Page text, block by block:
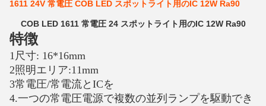
1611 24V 常電圧 COB LED スポットライト用のIC 12W Ra90
COB LED 1611 常電圧 24 スポットライト用のIC 12W Ra90
特徴
1尺寸: 16*16mm
2照明エリア:11mm
3常電圧/常電流とICを
4.一つの常電圧電源で複数の並列ランプを駆動でき